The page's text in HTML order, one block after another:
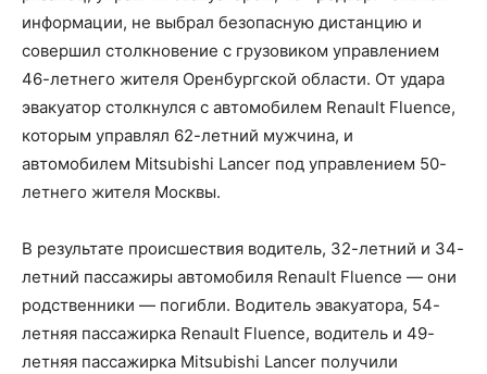
информации, не выбрал безопасную дистанцию и
совершил столкновение с грузовиком управлением
46-летнего жителя Оренбургской области. От удара
эвакуатор столкнулся с автомобилем Renault Fluence,
которым управлял 62-летний мужчина, и
автомобилем Mitsubishi Lancer под управлением 50-
летнего жителя Москвы.
В результате происшествия водитель, 32-летний и 34-
летний пассажиры автомобиля Renault Fluence — они
родственники — погибли. Водитель эвакуатора, 54-
летняя пассажирка Renault Fluence, водитель и 49-
летняя пассажирка Mitsubishi Lancer получили